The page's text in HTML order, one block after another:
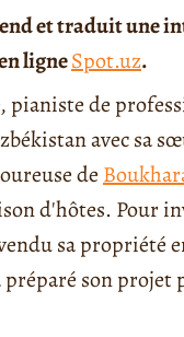
et traduit une
ligneSpot.uz.
pianiste de
avec sa
de
d'hôtes. Pour
sa propriété
son projet